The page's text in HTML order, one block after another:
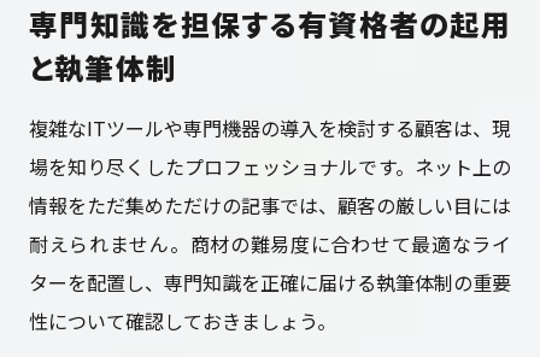
専門知識を担保する有資格者の起用
と執筆体制
複雑なITツールや専門機器の導入を検討する顧客は、現
場を知り尽くしたプロフェッショナルです。ネット上の
情報をただ集めただけの記事では、顧客の厳しい目には
耐えられません。商材の難易度に合わせて最適なライ
ターを配置し、専門知識を正確に届ける執筆体制の重要
性について確認しておきましょう。